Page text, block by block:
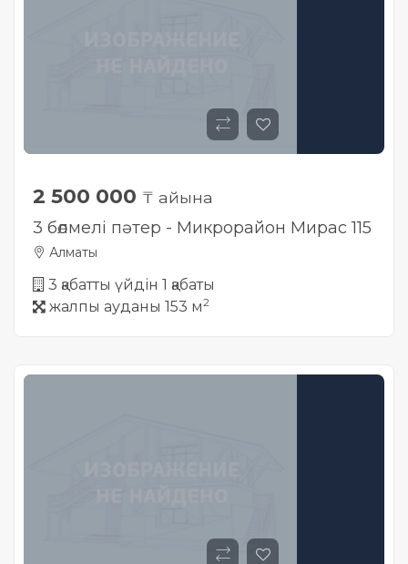
2 500 000 ₸ айына
3 бөлмелі пәтер - Микрорайон Мирас 115
Алматы
3 қабатты үйдін 1 қабаты
жалпы ауданы 153 м2